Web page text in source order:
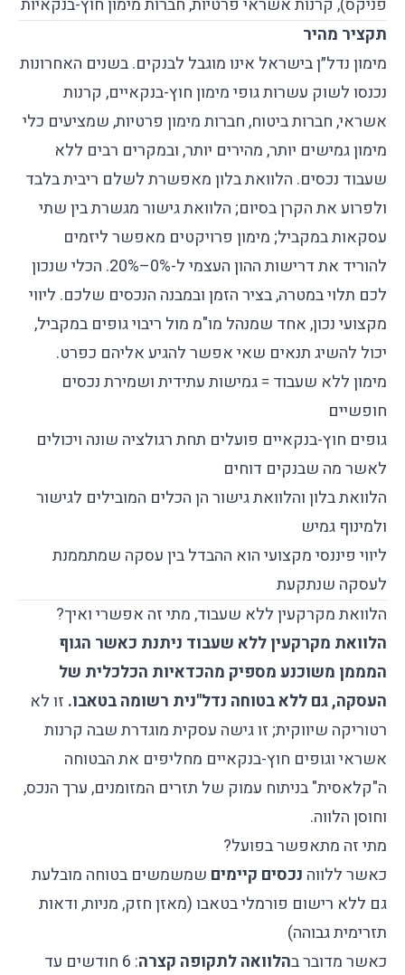
תקציר מהיר
מימון נדל״ן בישראל אינו מוגבל לבנקים. בשנים האחרונות
נכנסו לשוק עשרות גופי מימון חוץ-בנקאיים, קרנות
אשראי, חברות ביטוח, חברות מימון פרטיות, שמציעים כלי
מימון גמישים יותר, מהירים יותר, ובמקרים רבים ללא
שעבוד נכסים. הלוואת בלון מאפשרת לשלם ריבית בלבד
ולפרוע את הקרן בסיום; הלוואת גישור מגשרת בין שתי
עסקאות במקביל; מימון פרויקטים מאפשר ליזמים
להוריד את דרישות ההון העצמי ל-0%–20%. הכלי שנכון
לכם תלוי במטרה, בציר הזמן ובמבנה הנכסים שלכם. ליווי
מקצועי נכון, אחד שמנהל מו"מ מול ריבוי גופים במקביל,
יכול להשיג תנאים שאי אפשר להגיע אליהם כפרט.
מימון ללא שעבוד = גמישות עתידית ושמירת נכסים
חופשיים
גופים חוץ-בנקאיים פועלים תחת רגולציה שונה ויכולים
לאשר מה שבנקים דוחים
הלוואת בלון והלוואת גישור הן הכלים המובילים לגישור
ולמינוף גמיש
ליווי פיננסי מקצועי הוא ההבדל בין עסקה שמתממנת
לעסקה שנתקעת
הלוואת מקרקעין ללא שעבוד, מתי זה אפשרי ואיך?
הלוואת מקרקעין ללא שעבוד ניתנת כאשר הגוף
המממן משוכנע מספיק מהכדאיות הכלכלית של
העסקה, גם ללא בטוחה נדל"נית רשומה בטאבו. זו לא
רטוריקה שיווקית; זו גישה עסקית מוגדרת שבה קרנות
אשראי וגופים חוץ-בנקאיים מחליפים את הבטוחה
ה"קלאסית" בניתוח עמוק של תזרים המזומנים, ערך הנכס,
וחוסן הלווה.
מתי זה מתאפשר בפועל?
כאשר ללווה נכסים קיימים שמשמשים בטוחה מובלעת
גם ללא רישום פורמלי בטאבו (מאזן חזק, מניות, ודאות
תזרימית גבוהה)
כאשר מדובר בהלוואה לתקופה קצרה : 6 חודשים עד